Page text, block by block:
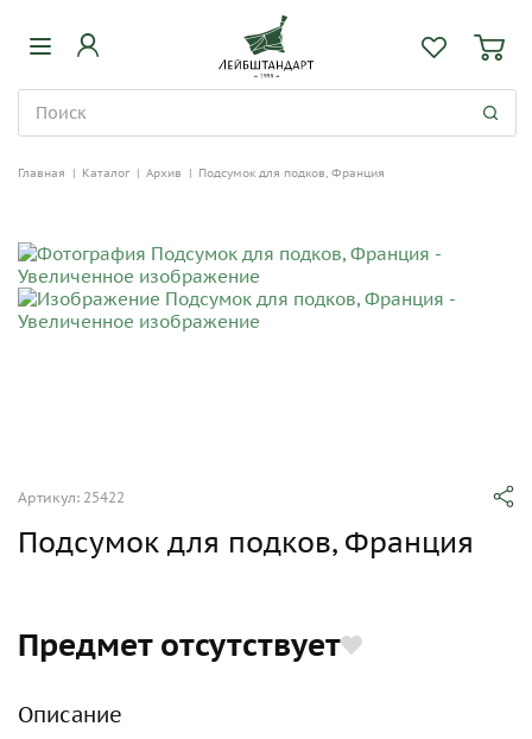
Главная | Каталог | Архив | Подсумок для подков, Франция
Артикул: 25422
Подсумок для подков, Франция
Предмет отсутствует
Описание